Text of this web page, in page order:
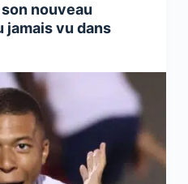
nouveau
jamais vu dans